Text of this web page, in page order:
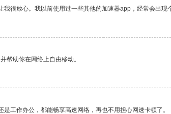
很放心。我以前使用过一些其他的加速器app，经常会出现
帮助你在网络上自由移动。
工作办公，都能畅享高速网络，再也不用担心网速卡顿了。